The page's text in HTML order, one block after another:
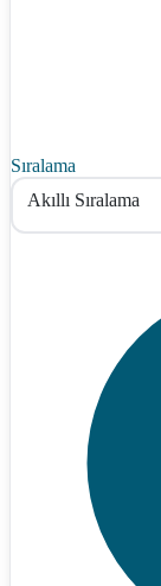
Sıralama
Akıllı Sıralama